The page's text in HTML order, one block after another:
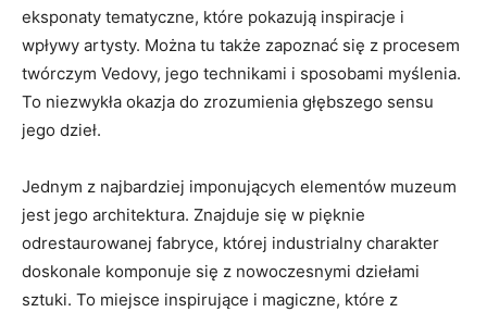
eksponaty tematyczne, które ⁢pokazują inspiracje i
wpływy artysty.⁣ Można tu także ⁣zapoznać się z ⁢procesem
twórczym Vedovy, jego⁣ technikami⁤ i⁣ sposobami‍ myślenia.
To niezwykła okazja do zrozumienia głębszego ⁤sensu ​
jego ⁤dzieł.
Jednym z⁣ najbardziej imponujących elementów ‌muzeum
jest jego architektura. ⁤Znajduje się w ⁣pięknie
odrestaurowanej fabryce, której industrialny⁤ charakter ​
doskonale ⁣komponuje się z nowoczesnymi dziełami
sztuki. To⁢ miejsce inspirujące ​i ⁤magiczne, które z